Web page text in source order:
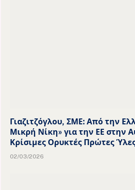
Γιαζιτζόγλου, ΣΜΕ: Από την
Μικρή Νίκη» για την ΕΕ στην
Κρίσιμες Ορυκτές Πρώτες
02/03/2026